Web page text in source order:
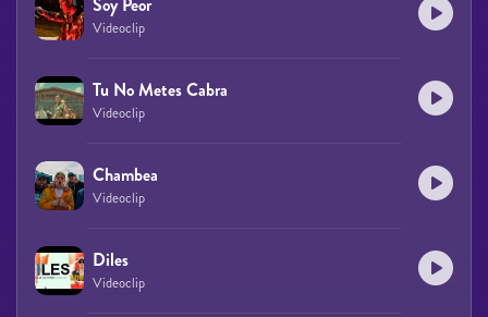
Videoclip
Tu No Metes Cabra
Videoclip
Chambea
Videoclip
Diles
Videoclip